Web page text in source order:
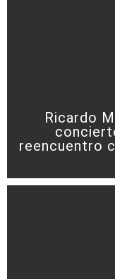
Ricardo
reencuentro